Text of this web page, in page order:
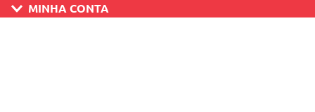
MINHA CONTA